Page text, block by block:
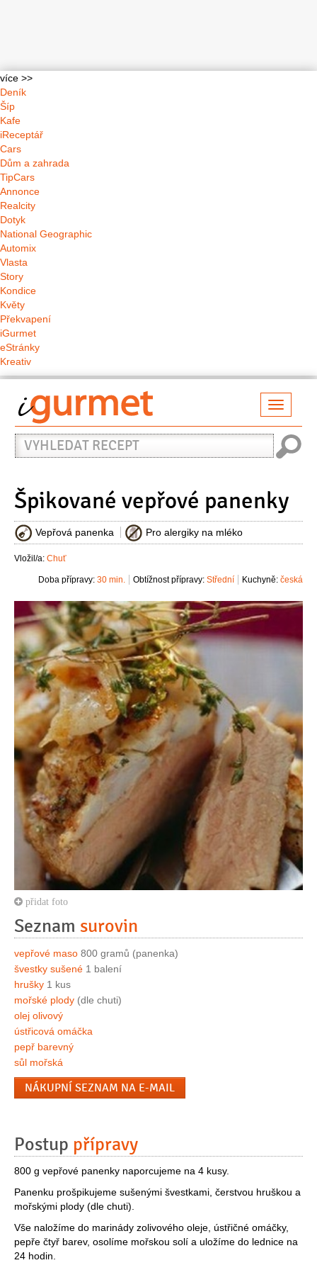
více >>
Deník
Šíp
Kafe
iReceptář
Cars
Dům a zahrada
TipCars
Annonce
Realcity
Dotyk
National Geographic
Automix
Vlasta
Story
Kondice
Květy
Překvapení
iGurmet
eStránky
Kreativ
Vyhledat
recept
Špikované vepřové panenky
Vepřová panenka Pro alergiky na mléko
Vložil/a: Chuť
Kuchyně: česká
Obtížnost přípravy: Střední
Doba přípravy: 30 min.
přidat foto
Seznam surovin
vepřové maso 800 gramů (panenka)
švestky sušené 1 balení
hrušky 1 kus
mořské plody (dle chuti)
olej olivový
ústřicová omáčka
pepř barevný
sůl mořská
NÁKUPNÍ SEZNAM NA E-MAIL
Postup přípravy
800 g vepřové panenky naporcujeme na 4 kusy.
Panenku prošpikujeme sušenými švestkami, čerstvou hruškou a
mořskými plody (dle chuti).
Vše naložíme do marinády zolivového oleje, ústřičné omáčky,
pepře čtyř barev, osolíme mořskou solí a uložíme do lednice na
24 hodin.